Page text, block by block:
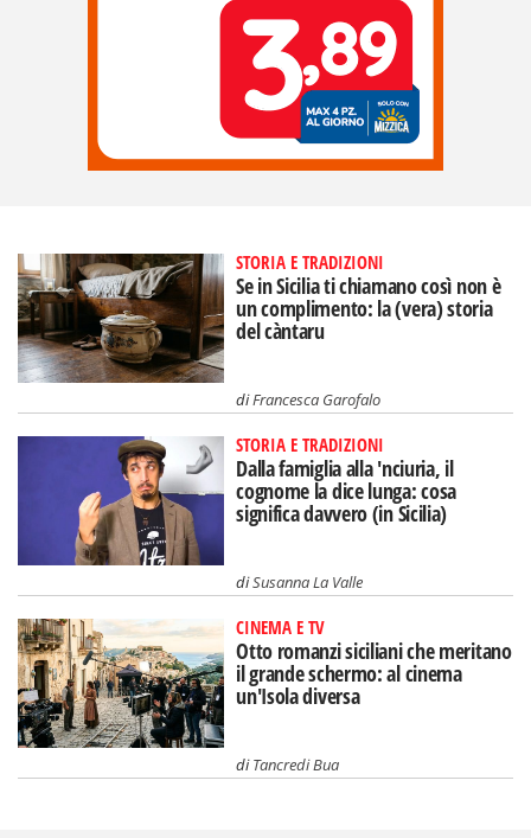
STORIA E TRADIZIONI
Se in Sicilia ti chiamano così non è
un complimento: la (vera) storia
del càntaru
diFrancesca Garofalo
STORIA E TRADIZIONI
Dalla famiglia alla 'nciuria, il
cognome la dice lunga: cosa
significa davvero (in Sicilia)
diSusanna La Valle
CINEMA E TV
Otto romanzi siciliani che meritano
il grande schermo: al cinema
un'Isola diversa
diTancredi Bua